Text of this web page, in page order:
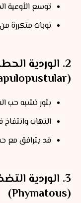
توسع الأوعية
نوبات متكررة
2. الوردية
(Papulopustular)
بثور تشبه حب
التهاب وانتفاخ
قد يترافق مع
3. الوردية
(Phymatous)